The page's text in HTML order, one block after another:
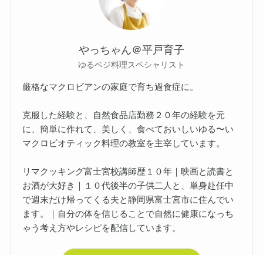
やっちゃん＠平戸育子
ゆるベジ料理スペシャリスト
厳格なマクロビアンの家庭で育ち過食症に。
克服した経験と、自然食品店勤務２０年の経験を元
に、簡単に作れて、美しく、食べておいしいゆる〜い
マクロビオティック料理の教室を主宰しています。
リマクッキング富士宮校講師歴１０年｜映画と読書と
お酒が大好き｜１０代後半の子供二人と、単身赴任中
で週末だけ帰ってくる夫と静岡県富士宮市に住んでい
ます。｜自分の体を信じることで自然に健康になっち
ゃう考え方やレシピを配信しています。